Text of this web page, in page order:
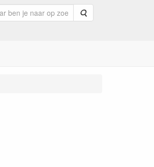
Zoeken